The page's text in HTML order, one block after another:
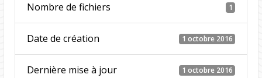
Nombre de fichiers 1
Date de création 1 octobre 2016
Dernière mise à jour 1 octobre 2016